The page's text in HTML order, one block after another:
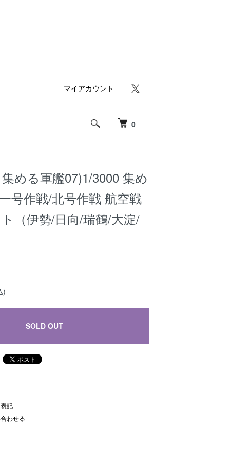
0
マイアカウント
める軍艦07)1/3000 集め
号作戦/北号作戦 航空戦
（伊勢/日向/瑞鶴/大淀/
)
SOLD OUT
記
わせる